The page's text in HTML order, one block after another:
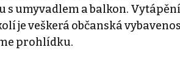
s umyvadlem a balkon.
je veškerá občanská
prohlídku.